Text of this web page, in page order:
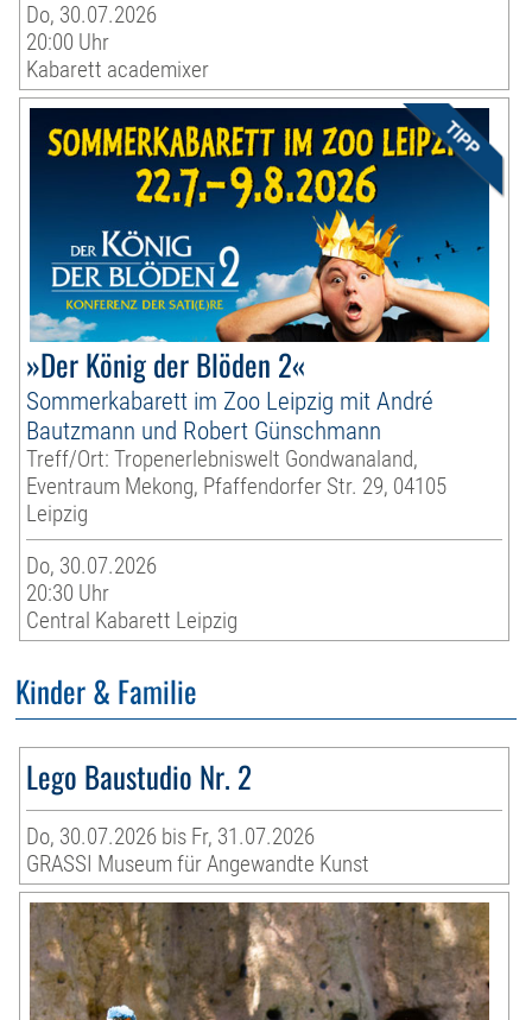
Do, 30.07.2026
20:00 Uhr
Kabarett academixer
»Der König der Blöden 2«
Sommerkabarett im Zoo Leipzig mit André
Bautzmann und Robert Günschmann
Treff/Ort: Tropenerlebniswelt Gondwanaland,
Eventraum Mekong, Pfaffendorfer Str. 29, 04105
Leipzig
Do, 30.07.2026
20:30 Uhr
Central Kabarett Leipzig
Kinder & Familie
Lego Baustudio Nr. 2
Do, 30.07.2026 bis Fr, 31.07.2026
GRASSI Museum für Angewandte Kunst